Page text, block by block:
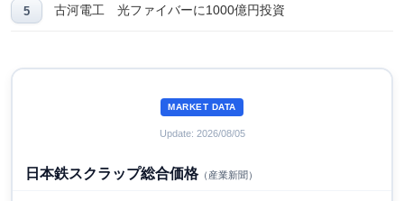
古河電工 光ファイバーに1000億円投資
MARKET DATA
Update: 2026/08/05
日本鉄スクラップ総合価格（産業新聞）